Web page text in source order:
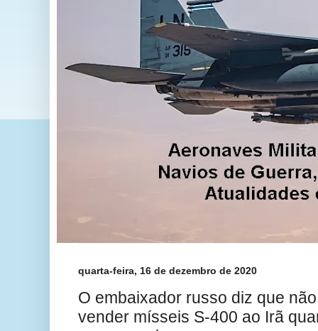
quarta-feira, 16 de dezembro de 2020
O embaixador russo diz que
vender mísseis S-400 ao Irã